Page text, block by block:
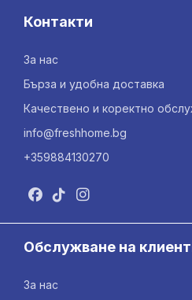
Контакти
За нас
Бърза и удобна доставка
Качествено и коректно
info@freshhome.bg
+359884130270
Обслужване на
За нас